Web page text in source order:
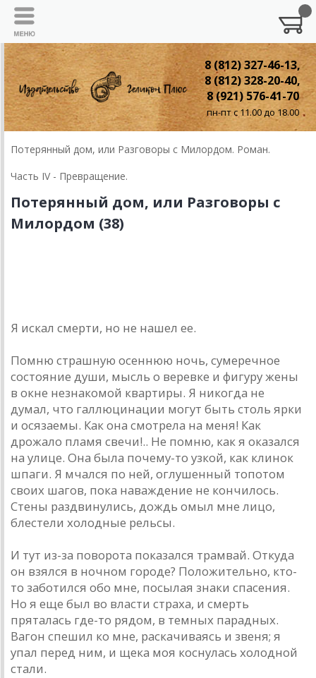
8 (812) 327-46-13,
8 (812) 328-20-40,
8 (921) 576-41-70
пн-пт с 11.00 до 18.00
Потерянный дом, или Разговоры с Милордом. Роман.
Часть IV - Превращение.
Потерянный дом, или Разговоры с
Милордом (38)
Я искал смерти, но не нашел ее.
Помню страшную осеннюю ночь, сумеречное
состояние души, мысль о веревке и фигуру жены
в окне незнакомой квартиры. Я никогда не
думал, что галлюцинации могут быть столь ярки
и осязаемы. Как она смотрела на меня! Как
дрожало пламя свечи!.. Не помню, как я оказался
на улице. Она была почему-то узкой, как клинок
шпаги. Я мчался по ней, оглушенный топотом
своих шагов, пока наваждение не кончилось.
Стены раздвинулись, дождь омыл мне лицо,
блестели холодные рельсы.
И тут из-за поворота показался трамвай. Откуда
он взялся в ночном городе? Положительно, кто-
то заботился обо мне, посылая знаки спасения.
Но я еще был во власти страха, и смерть
пряталась где-то рядом, в темных парадных.
Вагон спешил ко мне, раскачиваясь и звеня; я
упал перед ним, и щека моя коснулась холодной
стали.